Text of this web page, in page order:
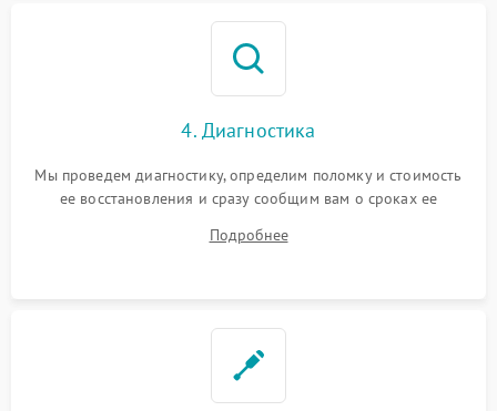
4. Диагностика
Мы проведем диагностику, определим поломку и стоимость
ее восстановления и сразу сообщим вам о сроках ее
Подробнее